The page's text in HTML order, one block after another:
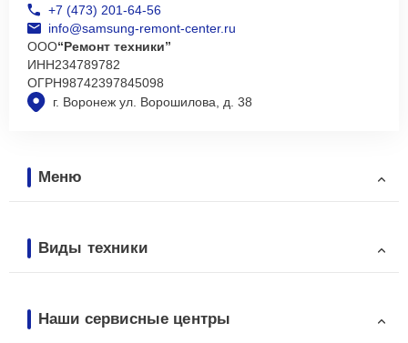
г. Воронеж ул. Ворошилова, д. 38
+7 (473) 201-64-56
info@samsung-remont-center.ru
ООО“Ремонт техники”
ИНН234789782
ОГРН98742397845098
Меню
Виды техники
Наши сервисные центры